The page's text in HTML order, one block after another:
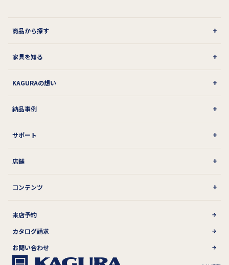
商品から探す
家具を知る
KAGURAの想い
納品事例
サポート
店舗
コンテンツ
来店予約
カタログ請求
お問い合わせ